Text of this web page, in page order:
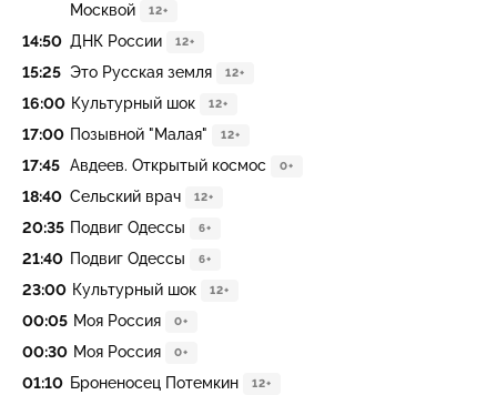
Москвой
12+
14:50 ДНК России 12+
15:25 Это Русская земля 12+
16:00 Культурный шок 12+
17:00 Позывной "Малая" 12+
17:45 Авдеев. Открытый космос 0+
18:40 Сельский врач 12+
20:35 Подвиг Одессы 6+
21:40 Подвиг Одессы 6+
23:00 Культурный шок 12+
00:05 Моя Россия 0+
00:30 Моя Россия 0+
01:10 Броненосец Потемкин 12+